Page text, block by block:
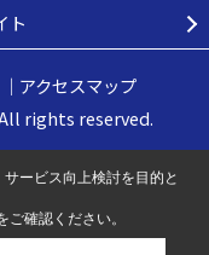
ト
アクセスマップ
rights reserved.
ービス向上検討を目的と
ご確認ください。